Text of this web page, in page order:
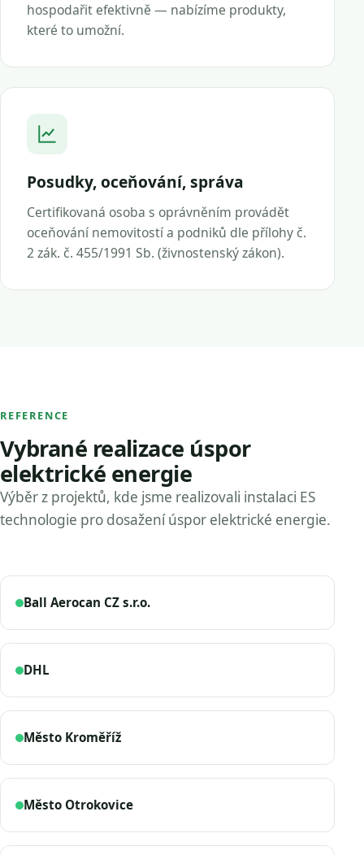
hospodařit efektivně — nabízíme produkty,
které to umožní.
Posudky, oceňování, správa
Certifikovaná osoba s oprávněním provádět
oceňování nemovitostí a podniků dle přílohy č.
2 zák. č. 455/1991 Sb. (živnostenský zákon).
REFERENCE
Vybrané realizace úspor
elektrické energie
Výběr z projektů, kde jsme realizovali instalaci ES
technologie pro dosažení úspor elektrické energie.
Ball Aerocan CZ s.r.o.
DHL
Město Kroměříž
Město Otrokovice